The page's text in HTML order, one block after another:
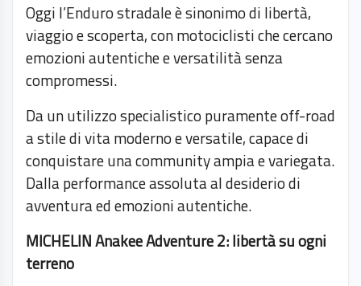
Oggi l’Enduro stradale è sinonimo di libertà,
viaggio e scoperta, con motociclisti che cercano
emozioni autentiche e versatilità senza
compromessi.
Da un utilizzo specialistico puramente off-road
a stile di vita moderno e versatile, capace di
conquistare una community ampia e variegata.
Dalla performance assoluta al desiderio di
avventura ed emozioni autentiche.
MICHELIN Anakee Adventure 2: libertà su ogni
terreno